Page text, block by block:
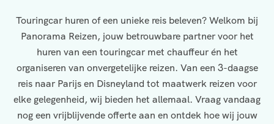
Touringcar huren of een unieke reis beleven? Welkom bij
Panorama Reizen, jouw betrouwbare partner voor het
huren van een touringcar met chauffeur én het
organiseren van onvergetelijke reizen. Van een 3-daagse
reis naar Parijs en Disneyland tot maatwerk reizen voor
elke gelegenheid, wij bieden het allemaal. Vraag vandaag
nog een vrijblijvende offerte aan en ontdek hoe wij jouw